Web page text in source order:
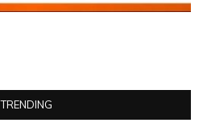
TRENDING